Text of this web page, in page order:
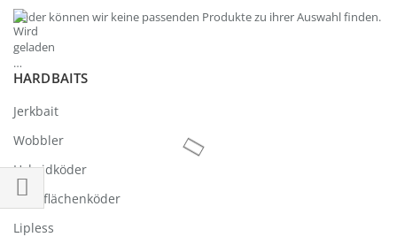
Leider können wir keine passenden Produkte zu ihrer Auswahl finden.
HARDBAITS
Jerkbait
Wobbler
Hybridköder
Oberflächenköder
Lipless
Einkaufsoptionen